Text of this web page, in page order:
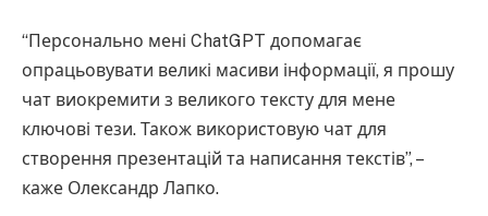
“Персонально мені ChatGPT допомагає
опрацьовувати великі масиви інформації, я прошу
чат виокремити з великого тексту для мене
ключові тези. Також використовую чат для
створення презентацій та написання текстів”, –
каже Олександр Лапко.